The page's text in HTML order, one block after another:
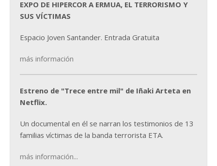
EXPO DE HIPERCOR A ERMUA, EL TERRORISMO Y
SUS VÍCTIMAS
Espacio Joven Santander. Entrada Gratuita
más información
Estreno de "Trece entre mil" de Iñaki Arteta en
Netflix.
Un documental en él se narran los testimonios de 13
familias víctimas de la banda terrorista ETA.
más información...